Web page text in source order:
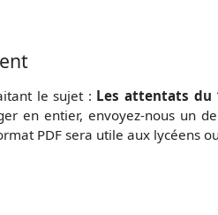
le sujet : Les attentats du
en entier, envoyez-nous un
PDF sera utile aux lycéens